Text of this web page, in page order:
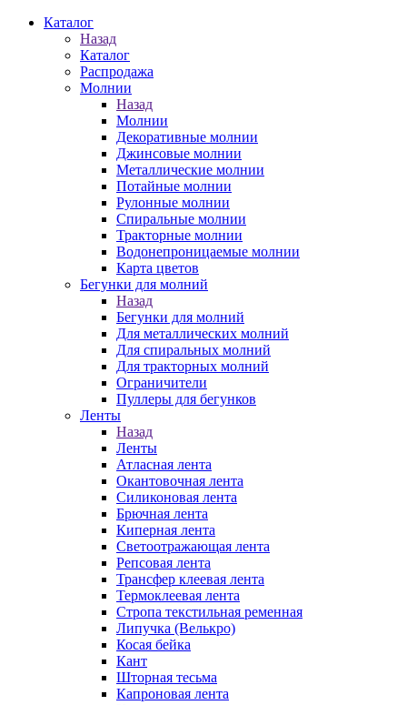
Каталог
Назад
Каталог
Распродажа
Молнии
Назад
Молнии
Декоративные молнии
Джинсовые молнии
Металлические молнии
Потайные молнии
Рулонные молнии
Спиральные молнии
Тракторные молнии
Водонепроницаемые молнии
Карта цветов
Бегунки для молний
Назад
Бегунки для молний
Для металлических молний
Для спиральных молний
Для тракторных молний
Ограничители
Пуллеры для бегунков
Ленты
Назад
Ленты
Атласная лента
Окантовочная лента
Силиконовая лента
Брючная лента
Киперная лента
Светоотражающая лента
Репсовая лента
Трансфер клеевая лента
Термоклеевая лента
Стропа текстильная ременная
Липучка (Велькро)
Косая бейка
Кант
Шторная тесьма
Капроновая лента